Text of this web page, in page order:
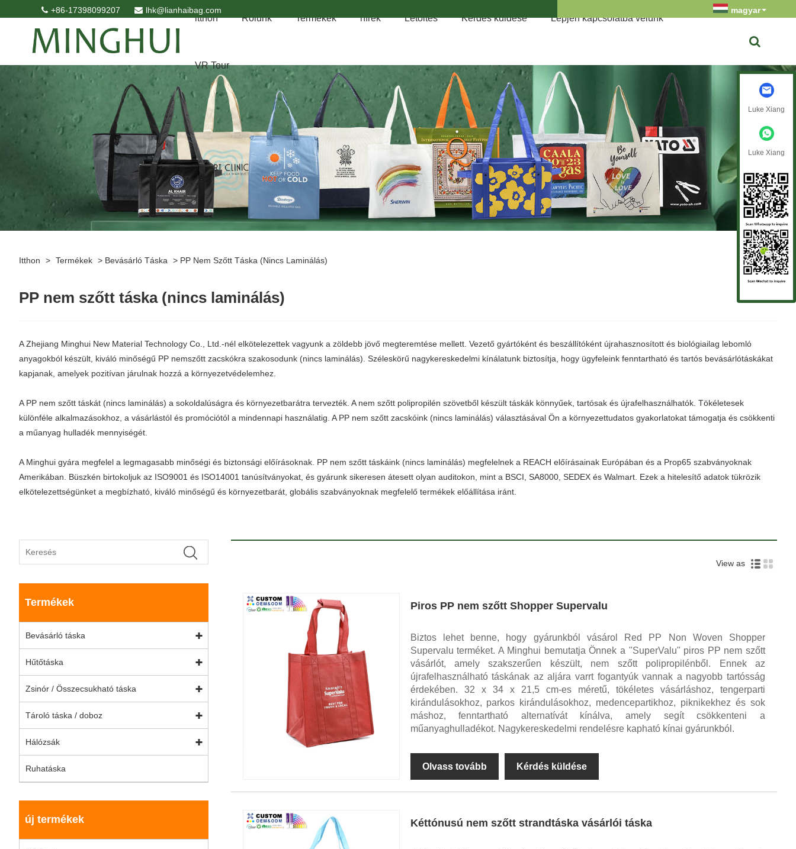
+86-17398099207 lhk@lianhaibag.com magyar
itthon Rólunk Termékek hírek Letöltés Kérdés küldése Lépjen kapcsolatba velünk
VR Tour
Itthon > Termékek > Bevásárló Táska > PP Nem Szőtt Táska (nincs Laminálás)
PP nem szőtt táska (nincs laminálás)
A Zhejiang Minghui New Material Technology Co., Ltd.-nél elkötelezettek vagyunk a zöldebb jövő megteremtése mellett. Vezető gyártóként és beszállítóként újrahasznosított és biológiailag lebomló
anyagokból készült, kiváló minőségű PP nemszőtt zacskókra szakosodunk (nincs laminálás). Széleskörű nagykereskedelmi kínálatunk biztosítja, hogy ügyfeleink fenntartható és tartós bevásárlótáskákat
kapjanak, amelyek pozitívan járulnak hozzá a környezetvédelemhez.
A PP nem szőtt táskát (nincs laminálás) a sokoldalúságra és környezetbarátra tervezték. A nem szőtt polipropilén szövetből készült táskák könnyűek, tartósak és újrafelhasználhatók. Tökéletesek
különféle alkalmazásokhoz, a vásárlástól és promóciótól a mindennapi használatig. A PP nem szőtt zacskóink (nincs laminálás) választásával Ön a környezettudatos gyakorlatokat támogatja és csökkenti
a műanyag hulladék mennyiségét.
A Minghui gyára megfelel a legmagasabb minőségi és biztonsági előírásoknak. PP nem szőtt táskáink (nincs laminálás) megfelelnek a REACH előírásainak Európában és a Prop65 szabványoknak
Amerikában. Büszkén birtokoljuk az ISO9001 és ISO14001 tanúsítványokat, és gyárunk sikeresen átesett olyan auditokon, mint a BSCI, SA8000, SEDEX és Walmart. Ezek a hitelesítő adatok tükrözik
elkötelezettségünket a megbízható, kiváló minőségű és környezetbarát, globális szabványoknak megfelelő termékek előállítása iránt.
Termékek
Bevásárló táska
Hűtőtáska
Zsinór / Összecsukható táska
Tároló táska / doboz
Hálózsák
Ruhatáska
új termékek
View as
Piros PP nem szőtt Shopper Supervalu
Biztos lehet benne, hogy gyárunkból vásárol Red PP Non Woven Shopper
Supervalu terméket. A Minghui bemutatja Önnek a "SuperValu" piros PP nem szőtt
vásárlót, amely szakszerűen készült, nem szőtt polipropilénből. Ennek az
újrafelhasználható táskának az aljára varrt fogantyúk vannak a nagyobb tartósság
érdekében. 32 x 34 x 21,5 cm-es méretű, tökéletes vásárláshoz, tengerparti
kirándulásokhoz, parkos kirándulásokhoz, medencepartikhoz, piknikekhez és sok
máshoz, fenntartható alternatívát kínálva, amely segít csökkenteni a
műanyaghulladékot. Nagykereskedelmi rendelésre kapható kínai gyárunkból.
Olvass tovább Kérdés küldése
Kéttónusú nem szőtt strandtáska vásárlói táska
Luke Xiang
Luke Xiang